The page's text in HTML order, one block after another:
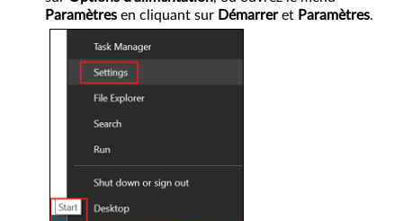
Paramètres en cliquant sur Démarreret Paramètres.